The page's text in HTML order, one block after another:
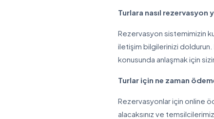
Turlara nasıl rezervasyon
Rezervasyon sistemimizin
iletişim bilgilerinizi
konusunda anlaşmak için
Turlar için ne zaman
Rezervasyonlar için online
alacaksınız ve